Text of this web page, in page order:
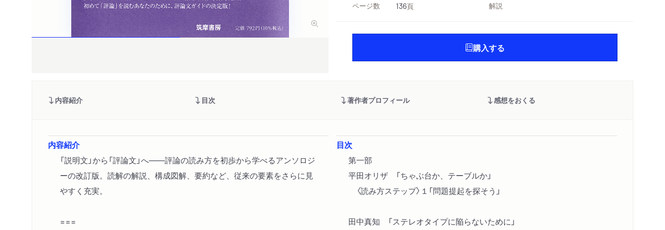
ページ数 136頁 解説
購入する
内容紹介 目次 著作者プロフィール 感想をおくる
内容紹介
「説明文」から「評論文」へ――評論の読み方を初歩から学べるアンソロジ
ーの改訂版。読解の解説、構成図解、要約など、従来の要素をさらに見
やすく充実。
===
目次
第一部
平田オリザ 「ちゃぶ台か、テーブルか」
〈読み方ステップ〉１「問題提起を探そう」
田中真知 「ステレオタイプに陥らないために」